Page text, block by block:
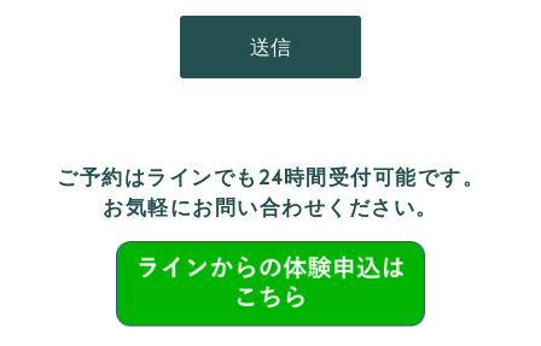
ご予約はラインでも24時間受付可能です。
お気軽にお問い合わせください。